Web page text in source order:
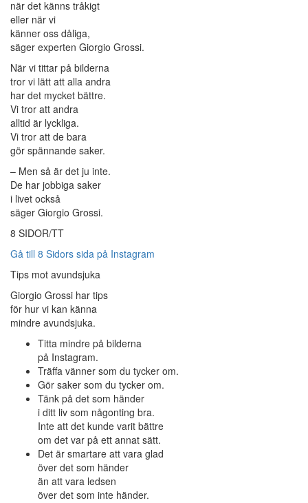
när det känns tråkigt
eller när vi
känner oss dåliga,
säger experten Giorgio Grossi.
När vi tittar på bilderna
tror vi lätt att alla andra
har det mycket bättre.
Vi tror att andra
alltid är lyckliga.
Vi tror att de bara
gör spännande saker.
– Men så är det ju inte.
De har jobbiga saker
i livet också
säger Giorgio Grossi.
8 SIDOR/TT
Gå till 8 Sidors sida på Instagram
Tips mot avundsjuka
Giorgio Grossi har tips
för hur vi kan känna
mindre avundsjuka.
Titta mindre på bilderna
på Instagram.
Träffa vänner som du tycker om.
Gör saker som du tycker om.
Tänk på det som händer
i ditt liv som någonting bra.
Inte att det kunde varit bättre
om det var på ett annat sätt.
Det är smartare att vara glad
över det som händer
än att vara ledsen
över det som inte händer.